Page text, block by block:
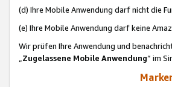
(d) Ihre Mobile Anwendung darf nicht die
(e) Ihre Mobile Anwendung darf keine
Wir prüfen Ihre Anwendung und
„Zugelassene Mobile Anwendung“ im